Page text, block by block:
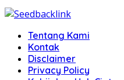
Tentang Kami
Kontak
Disclaimer
Privacy Policy